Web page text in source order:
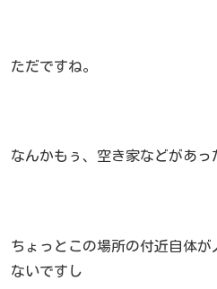
ただですね。
なんかもぅ、空き家などがあっ
ちょっとこの場所の付近自体
ないですし